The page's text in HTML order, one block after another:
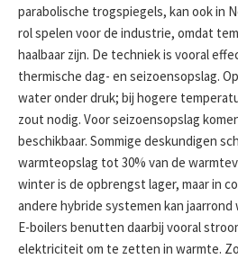
parabolische trogspiegels, kan ook in
rol spelen voor de industrie, omdat
haalbaar zijn. De techniek is vooral
thermische dag- en seizoensopslag.
water onder druk; bij hogere
zout nodig. Voor seizoensopslag
beschikbaar. Sommige deskundigen
warmteopslag tot 30% van de
winter is de opbrengst lager, maar in
andere hybride systemen kan
E-boilers benutten daarbij vooral
elektriciteit om te zetten in warmte.